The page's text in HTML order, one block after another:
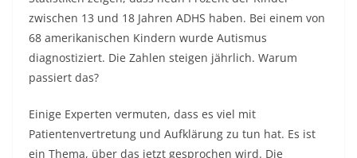
zwischen 13 und 18 Jahren ADHS haben. Bei einem von
68 amerikanischen Kindern wurde Autismus
diagnostiziert. Die Zahlen steigen jährlich. Warum
passiert das?
Einige Experten vermuten, dass es viel mit
Patientenvertretung und Aufklärung zu tun hat. Es ist
ein Thema, über das jetzt gesprochen wird. Die